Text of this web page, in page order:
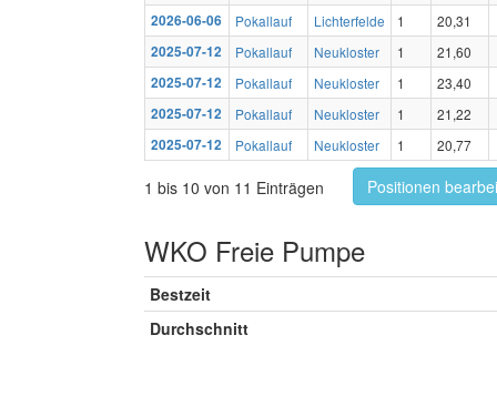
2026-06-06
Pokallauf Lichterfelde 1
20,31
2025-07-12
Pokallauf Neukloster 1
21,60
2025-07-12
Pokallauf Neukloster 1
23,40
2025-07-12
Pokallauf Neukloster 1
21,22
2025-07-12
Pokallauf Neukloster 1 20,77
1 bis 10 von 11 Einträgen Positionen
WKO Freie Pumpe
Bestzeit
Durchschnitt